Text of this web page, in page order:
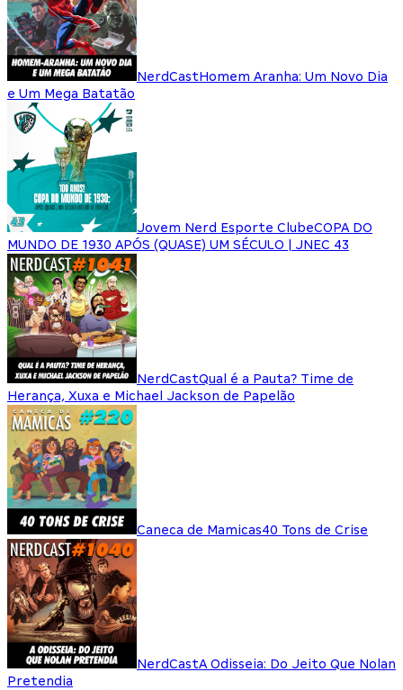
NerdCastHomem Aranha: Um Novo Dia
e Um Mega Batatão
Jovem Nerd Esporte ClubeCOPA DO
MUNDO DE 1930 APÓS (QUASE) UM SÉCULO | JNEC 43
NerdCastQual é a Pauta? Time de
Herança, Xuxa e Michael Jackson de Papelão
Caneca de Mamicas40 Tons de Crise
NerdCastA Odisseia: Do Jeito Que Nolan
Pretendia